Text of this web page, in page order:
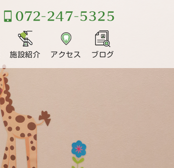
施設紹介 アクセス ブログ